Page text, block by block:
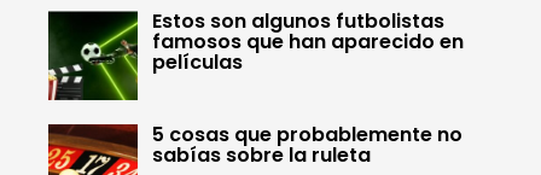
Estos son algunos futbolistas
famosos que han aparecido en
películas
5 cosas que probablemente no
sabías sobre la ruleta